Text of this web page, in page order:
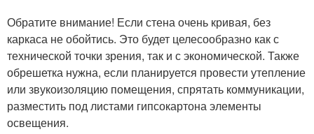
Обратите внимание! Если стена очень кривая, без
каркаса не обойтись. Это будет целесообразно как с
технической точки зрения, так и с экономической. Также
обрешетка нужна, если планируется провести утепление
или звукоизоляцию помещения, спрятать коммуникации,
разместить под листами гипсокартона элементы
освещения.